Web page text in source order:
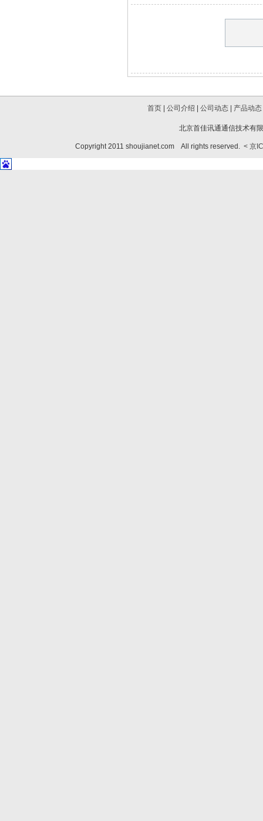
首页| 公司介绍 公司动态| 产品动态
北京首佳讯通通信技术有
Copyright 2011 shoujianet.com All rights reserved. < 京